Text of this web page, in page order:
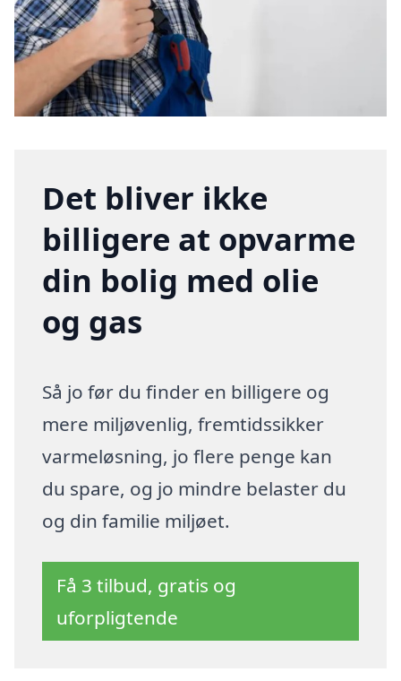
Det bliver ikke
billigere at opvarme
din bolig med olie
og gas
Så jo før du finder en billigere og
mere miljøvenlig, fremtidssikker
varmeløsning, jo flere penge kan
du spare, og jo mindre belaster du
og din familie miljøet.
Få 3 tilbud, gratis og
uforpligtende